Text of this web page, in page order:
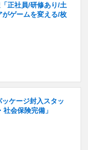
正社員/研修あり/土
がゲームを変える/枚
ケージ封入スタッ
会保険完備」